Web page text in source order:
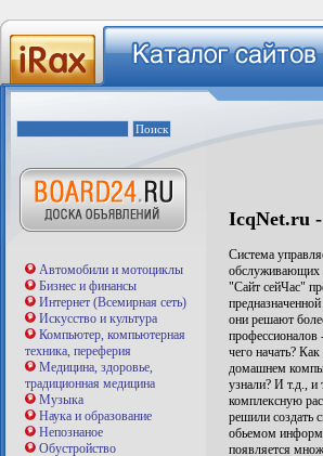
Автомобили и мотоциклы
Бизнес и финансы
Интернет (Всемирная сеть)
Искусство и культура
Компьютер, компьютерная
техника, переферия
Медицина, здоровье,
традиционная медицина
Музыка
Наука и образование
Непознаное
Обустройство
IcqNet.ru
Система
обслуживающих
"Сайт сейЧас"
они решают
профессионалов
чего начать?
домашнем
узнали? И т.д., и
комплексную
решили создать
обьемом
появляется